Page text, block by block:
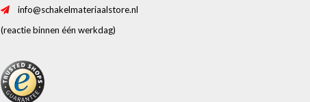
info@schakelmateriaalstore.nl
(reactie binnen één werkdag)